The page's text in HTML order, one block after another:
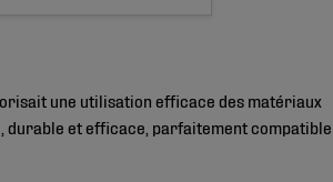
une utilisation efficace des matériaux
durable et efficace, parfaitement compatible